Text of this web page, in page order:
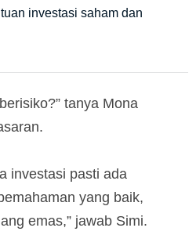
investasi saham dan
tanya Mona
investasi pasti ada
yang baik,
emas,” jawab Simi.